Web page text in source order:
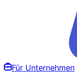
Für Unternehmen